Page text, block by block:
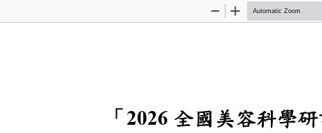
Zoom
Zoom
「202
6 全國美容